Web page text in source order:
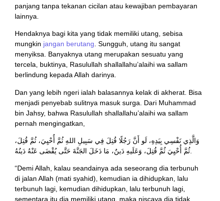
panjang tanpa tekanan cicilan atau kewajiban pembayaran
lainnya.
Hendaknya bagi kita yang tidak memiliki utang, sebisa
mungkin jangan berutang . Sungguh, utang itu sangat
menyiksa. Banyaknya utang merupakan sesuatu yang
tercela, buktinya, Rasulullah shallallahu’alaihi wa sallam
berlindung kepada Allah darinya.
Dan yang lebih ngeri ialah balasannya kelak di akherat. Bisa
menjadi penyebab sulitnya masuk surga. Dari Muhammad
bin Jahsy, bahwa Rasulullah shallallahu’alaihi wa sallam
pernah mengingatkan,
وَالَّذِي نَفْسِي بِيَدِهِ، لَو أَنَّ رَجُلًا قُتِلَ فِي سَبِيلِ اللهِ ثُمَّ أُحْيِيَ، ثُمَّ قُتِلَ،
ثُمَّ أُحْيِيَ ثُمَّ قُتِلَ، وَعَلَيهِ دَينٌ، مَا دَخَلَ الجَنَّةَ حَتَّى يُقْضَى عَنْهُ دَينُهُ.
“Demi Allah, kalau seandainya ada seseorang dia terbunuh
di jalan Allah (mati syahid), kemudian ia dihidupkan, lalu
terbunuh lagi, kemudian dihidupkan, lalu terbunuh lagi,
sementara itu dia memiliki utang, maka niscaya dia tidak